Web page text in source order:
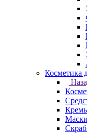
Косметика
Маски